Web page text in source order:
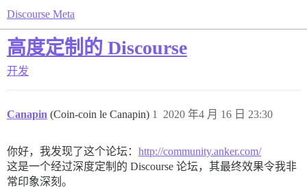
Discourse Meta
高度定制的 Discourse
开发
Canapin (Coin-coin le Canapin) 2020 年4 月 16 日 23:30
1
你好，我发现了这个论坛： http://community.anker.com/
这是一个经过深度定制的 Discourse 论坛，其最终效果令我非
常印象深刻。